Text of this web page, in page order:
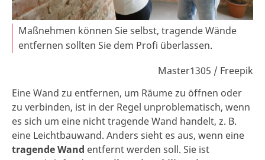
Maßnehmen können Sie selbst, tragende Wände
entfernen sollten Sie dem Profi überlassen.
Master1305 / Freepik
Eine Wand zu entfernen, um Räume zu öffnen oder
zu verbinden, ist in der Regel unproblematisch, wenn
es sich um eine nicht tragende Wand handelt, z. B.
eine Leichtbauwand. Anders sieht es aus, wenn eine
tragende Wand entfernt werden soll. Sie ist